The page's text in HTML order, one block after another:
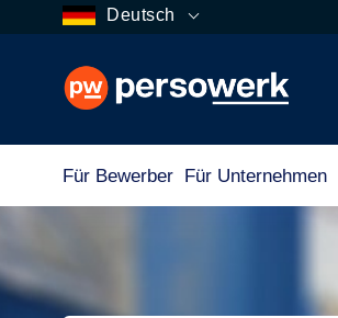
Deutsch
Für Bewerber Für Unternehmen